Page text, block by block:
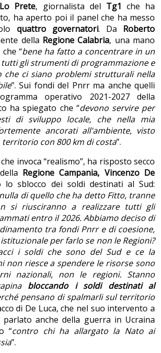
Prete, giornalista del Tg1 che ha
ha aperto poi il panel che ha messo
quattro governatori. Da Roberto
della Regione Calabria, una mano
“bene ha fatto a concentrare in un
gli strumenti di programmazione e
che ci siano problemi strutturali nella
”. Sui fondi del Pnrr ma anche quelli
operativo 2021-2027 della
ha spiegato che “devono servire per
di sviluppo locale, che nella mia
ancorati all'ambiente, visto
con 800 km di costa”.
invoca “realismo”, ha risposto secco
Regione Campania, Vincenzo De
lo sblocco dei soldi destinati al Sud:
di quello che ha detto Fitto, tranne
si riusciranno a realizzare tutti gli
entro il 2026. Abbiamo deciso di
tra fondi Pnrr e di coesione,
per farlo se non le Regioni?
i soldi che sono del Sud e ce la
non riesce a spendere le risorse sono
nazionali, non le regioni. Stanno
bloccando i soldi destinati al
pensano di spalmarli sul territorio
di De Luca, che nel suo intervento a
anche della guerra in Ucraina
“contro chi ha allargato la Nato ai
”.